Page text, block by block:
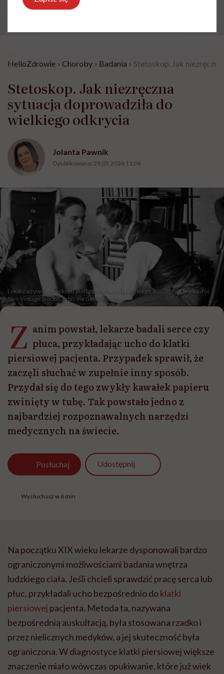
HelloZdrowie › Choroby › Badania › Stetoskop. Jak
Stetoskop. Jak niezręczna
sytuacja doprowadziła do
wielkiego odkrycia
Jolanta Pawnik
Opublikowano: 29.05.2026 11:06
Lekarz używa stetoskopu podczas badania lekarskiego, koniec XIX wieku /fot.
Kirn Vintage Stock/Corbis via Getty Images
Z anim powstał, lekarze badali serce czy
płuca, przykładając ucho do klatki
piersiowej pacjenta. Przypadek sprawił, że
zaczęli słuchać w zupełnie inny sposób.
Przydał się do tego zwykły kawałek papieru
zwinięty w tubę. Tak powstało jedno z
najbardziej rozpoznawalnych narzędzi
medycznych na świecie.
Posłuchaj Udostępnij
Wysłuchasz w 6 min
Na początku XIX wieku lekarze dysponowali bardzo
ograniczonymi możliwościami badania wnętrza
ludzkiego ciała. Jeśli chcieli sprawdzić pracę serca lub
płuc, przykładali ucho bezpośrednio doklatki
piersiowej pacjenta. Metoda ta, nazywana
bezpośrednią auskultacją, była stosowana rzadko i
przez nielicznych medyków, a jej skuteczność była
ograniczona. W diagnostyce klatki piersiowej większe
znaczenie miało wówczas opukiwanie, które już wiek